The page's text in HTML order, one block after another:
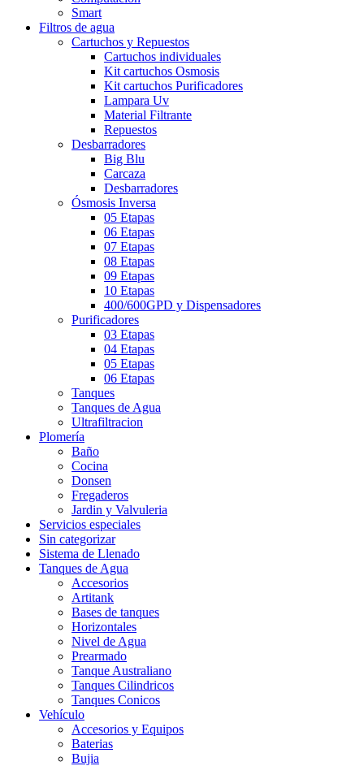
Smart
Filtros de agua
Cartuchos y Repuestos
Cartuchos individuales
Kit cartuchos Osmosis
Kit cartuchos Purificadores
Lampara Uv
Material Filtrante
Repuestos
Desbarradores
Big Blu
Carcaza
Desbarradores
Ósmosis Inversa
05 Etapas
06 Etapas
07 Etapas
08 Etapas
09 Etapas
10 Etapas
400/600GPD y Dispensadores
Purificadores
03 Etapas
04 Etapas
05 Etapas
06 Etapas
Tanques
Tanques de Agua
Ultrafiltracion
Plomería
Baño
Cocina
Donsen
Fregaderos
Jardin y Valvuleria
Servicios especiales
Sin categorizar
Sistema de Llenado
Tanques de Agua
Accesorios
Artitank
Bases de tanques
Horizontales
Nivel de Agua
Prearmado
Tanque Australiano
Tanques Cilindricos
Tanques Conicos
Vehículo
Accesorios y Equipos
Baterias
Bujia